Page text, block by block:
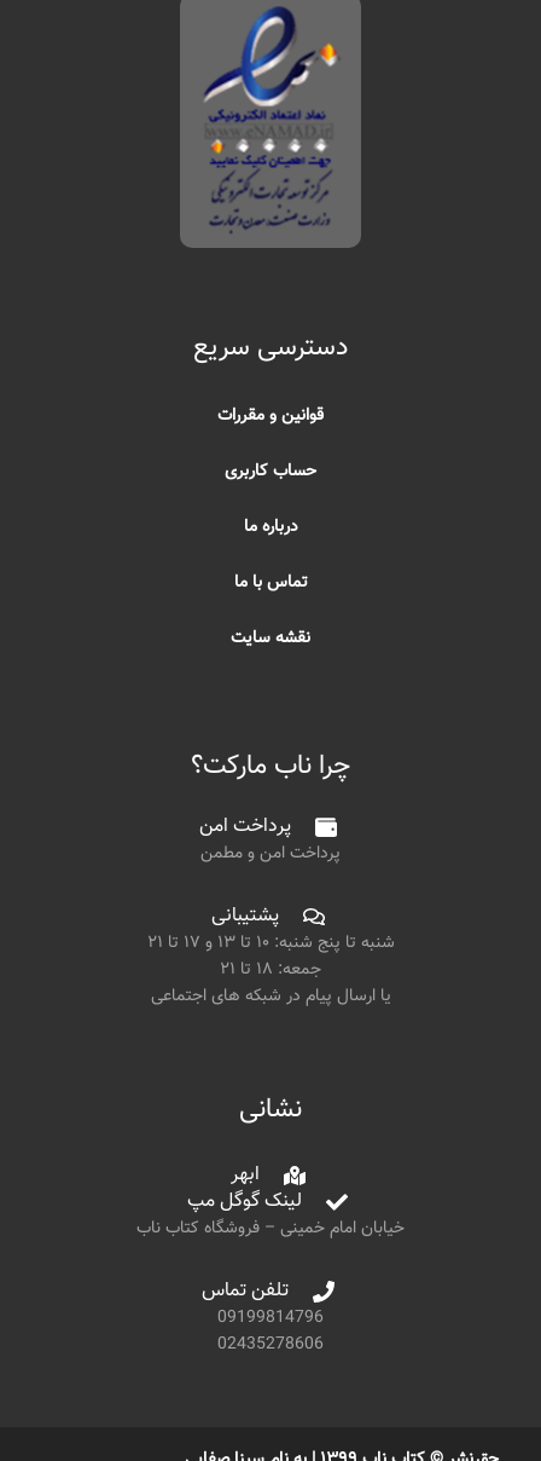
دسترسی سریع
قوانین و مقررات
حساب کاربری
درباره ما
تماس با ما
نقشه سایت
چرا ناب مارکت؟
پرداخت امن
پرداخت امن و مطمن
پشتیبانی
شنبه تا پنج شنبه: ۱۰ تا ۱۳ و ۱۷ تا ۲۱
جمعه: ۱۸ تا ۲۱
یا ارسال پیام در شبکه های اجتماعی
نشانی
ابهر
لینک گوگل مپ
خیابان امام خمینی – فروشگاه کتاب ناب
تلفن تماس
09199814796
02435278606